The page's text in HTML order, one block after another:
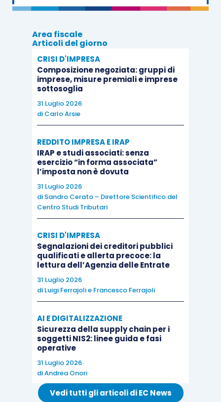
leggermente acidula delle mele, il gusto speziato
caratteristiche organolettiche delicate che si
eccessivamente dolce. Come vini di
accompagnamento sono perfetti unPassito
Pantelleriao unVerduzzo
Area fiscale
Articoli del giorno
CRISI D'IMPRESA
Composizione negoziata: gruppi di
imprese, misure premiali e imprese
sottosoglia
31 Luglio 2026
di Carlo Arsie
REDDITO IMPRESA E IRAP
IRAP e studi associati: senza
esercizio “in forma associata”
l’imposta non è dovuta
31 Luglio 2026
di Sandro Cerato – Direttore Scientifico del
Centro Studi Tributari
CRISI D'IMPRESA
Segnalazioni dei creditori pubblici
qualificati e allerta precoce: la
lettura dell’Agenzia delle Entrate
31 Luglio 2026
di Luigi Ferrajolie Francesco Ferrajoli
AI E DIGITALIZZAZIONE
Sicurezza della supply chain per i
soggetti NIS2: linee guida e fasi
operative
31 Luglio 2026
diAndrea Onori
Vedi tutti gli articoli di EC News